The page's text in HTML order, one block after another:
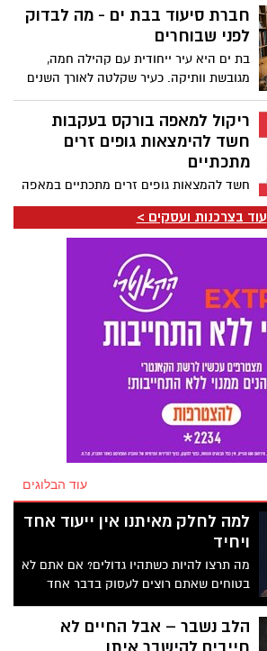
ייצור שקיות איכותיות דורש בחירה נכונה של
חומרי גלם, ציוד מתקדם ובקרת איכות
מקצועי, להתאים את סוג השקית לייעוד
המדויק ולהפיק ערך מוסף מהשקית כמוצר
מיתוגי ולא רק ככלי נשיאה.
חברת סיעוד בבת ים - מה לבדוק
לפני שבוחרים
בת ים היא עיר ייחודית עם קהילה חמה,
מגובשת וותיקה. כעיר שקלטה לאורך השנים
גלי עלייה גדולים, היא מתאפיינת כיום בריכוז
גבוה של אוכלוסייה מבוגרת, בהם עולים
ותיקים מחבר העמים וניצולי שואה רבים
וכאשר מגיע הרגע שבו ההורה המבוגר כבר
אינו מסתדר לחלוטין לבדו, המשפחה כולה
נכנסת לתקופה רגישה ומלאת שאלות.
המשימה הראשונה והחשובה ביותר על הפרק
המבחר הקיים בעיר ובאזור גוש דן, השאלה
המרכזית היא כיצד לוודא שבוחרים בגוף
המקצועי, האמין והמתאים ביותר עבור
היקרים לנו. המדריך שלפניכם יעשה לכם
סדר.
ריקול למאפה בורקס בעקבות
חשד להימצאות גופים זרים
מתכתיים
חשד להמצאות גופים זרים מתכתיים במאפה
בורקס של חברת ינון, המשווק על ידי רשת
רמי לוי. בחברה מודיעים על איסוף יזום של
המוצר
עוד בצרכנות ועסקים >
עוד הבלוגים
למה לחלק מאיתנו אין ייעוד אחד
ויחיד
מה תרצו להיות כשתהיו גדולים? אם אתם לא
בטוחים שאתם רוצים לעסוק בדבר אחד
בלבד למשך כל חייכם – אתם ממש לא לבד.
בהרצאה מעוררת מחשבה זו, הסופרת
והאמנית אמילי וופניק מתארת אנשים שהיא
הלב נשבר – אבל החיים לא